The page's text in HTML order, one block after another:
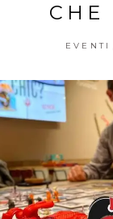
CHE
EVENTI